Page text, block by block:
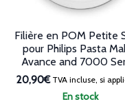
En stock
Filière en POM Petite
pour Philips Pasta
Avance and 7000
20,90€TVA incluse, si